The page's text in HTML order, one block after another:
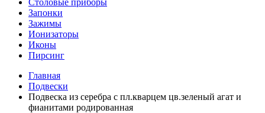
Столовые приборы
Запонки
Зажимы
Ионизаторы
Иконы
Пирсинг
Главная
Подвески
Подвеска из серебра с пл.кварцем цв.зеленый агат и
фианитами родированная